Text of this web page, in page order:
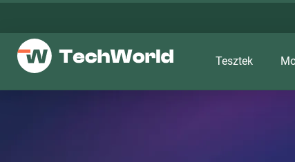
Tesztek